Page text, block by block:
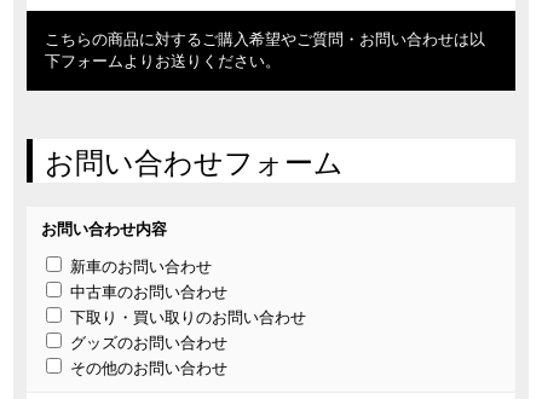
こちらの商品に対するご購入希望やご質問・お問い合わせは以
下フォームよりお送りください。
お問い合わせフォーム
お問い合わせ内容
新車のお問い合わせ
中古車のお問い合わせ
下取り・買い取りのお問い合わせ
グッズのお問い合わせ
その他のお問い合わせ